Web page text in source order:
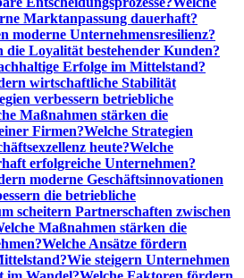
Marktanpassung dauerhaft?
moderne Unternehmensresilienz?
die Loyalität bestehender Kunden?
Erfolge im Mittelstand?
wirtschaftliche Stabilität
verbessern betriebliche
Maßnahmen stärken die
Firmen?Welche Strategien
heute?Welche
erfolgreiche Unternehmen?
moderne Geschäftsinnovationen
die betriebliche
scheitern Partnerschaften zwischen
Maßnahmen stärken die
Welche Ansätze fördern
Wie steigern Unternehmen